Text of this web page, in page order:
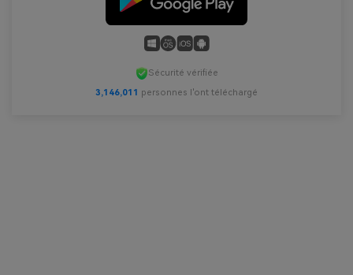
Sécurité vérifiée
3,146,013
personnes l'ont téléchargé